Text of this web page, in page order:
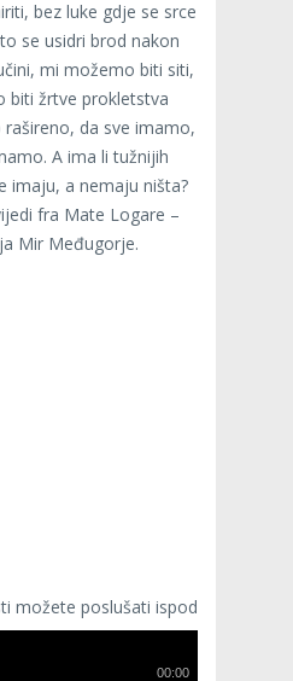
bez luke gdje se srce
se usidri brod nakon
mi možemo biti siti,
biti žrtve prokletstva
da sve imamo,
A ima li tužnijih
imaju, a nemaju ništa?
fra Mate Logare –
Mir Međugorje.
možete poslušati ispod
00:00